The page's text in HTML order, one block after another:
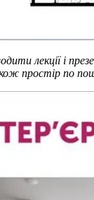
лекції і
простір по